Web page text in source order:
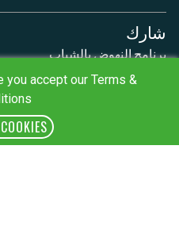
accept our Terms &
شارك
برنامج النهوض بالشباب
تمكين النساء